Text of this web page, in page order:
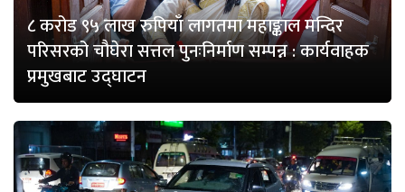
८ करोड ९५ लाख रुपियाँ लागतमा महाङ्काल मन्दिर
परिसरको चौघेरा सत्तल पुनःनिर्माण सम्पन्न : कार्यवाहक
प्रमुखबाट उद्घाटन